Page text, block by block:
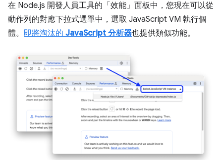
在 Node.js 開發人員工具的「效能」 面板中，您現在可以從
動作列的對應下拉式選單中，選取 JavaScript VM 執行個
體。 即將淘汰的 JavaScript 分析器也提供類似功能。